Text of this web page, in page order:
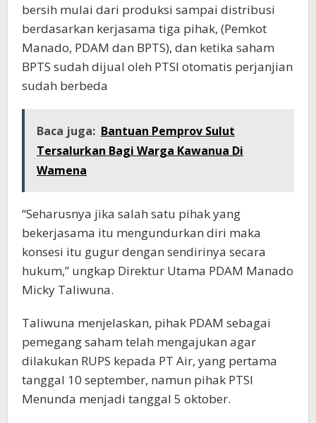
bersih mulai dari produksi sampai distribusi
berdasarkan kerjasama tiga pihak, (Pemkot
Manado, PDAM dan BPTS), dan ketika saham
BPTS sudah dijual oleh PTSI otomatis perjanjian
sudah berbeda
Baca juga: Bantuan Pemprov Sulut
Tersalurkan Bagi Warga Kawanua Di
Wamena
“Seharusnya jika salah satu pihak yang
bekerjasama itu mengundurkan diri maka
konsesi itu gugur dengan sendirinya secara
hukum,” ungkap Direktur Utama PDAM Manado
Micky Taliwuna.
Taliwuna menjelaskan, pihak PDAM sebagai
pemegang saham telah mengajukan agar
dilakukan RUPS kepada PT Air, yang pertama
tanggal 10 september, namun pihak PTSI
Menunda menjadi tanggal 5 oktober.